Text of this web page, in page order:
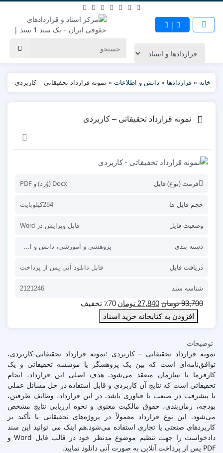
|
خانه » قراردادها » دانش و اطلاعات » نمونه قرارداد تحقیقاتی – کاربردی
نمونه قرارداد تحقیقاتی – کاربردی
فرمت (نوع) فایل Docx (وُرد) و PDF
حجم فایل ها 284کیلوبایت
وضعیت فایل قابل ویرایش در Word
دسته بندی پژوهشی و آموزشی، دانش و اطلاعات
دریافت فایل قابل دانلود آنی پس از پرداخت
شناسه سند 2121246
93,700 تومان 27,840 تومان ٪70 تخفیف
افزودن به کتابخانه خرید اسناد
توضیحات
نمونه قرارداد تحقیقاتی – کاربردی ؛نمونه قرارداد تحقیقاتی-کاربردی،
توافق‌نامه‌ای است که بین یک پژوهشگر یا موسسه تحقیقاتی و یک
کارفرما یا سازمان منعقد می‌شود. هدف اصلی این قرارداد، انجام
تحقیقاتی است که نتایج آن کاربردی و قابل استفاده در حل مسائل عملی
یا پیشرفت در صنعت یا فناوری باشد. در این قرارداد، وظایف طرفین،
بودجه، زمان‌بندی، حقوق مالکیت معنوی و نحوه ارزیابی نتایج مشخص
می‌شود. این نوع قرارداد معمولاً در پروژه‌های تحقیقاتی با تأکید بر
کاربردهای صنعتی یا تجاری استفاده می‌شود.هم اینک می توانید این سند
دادخواست را جهت تنظیم موضوع مدنظر خود در قالب فایل Word و
PDF پس از پرداخت آنلاین به صورت آنی دانلود نمایید.